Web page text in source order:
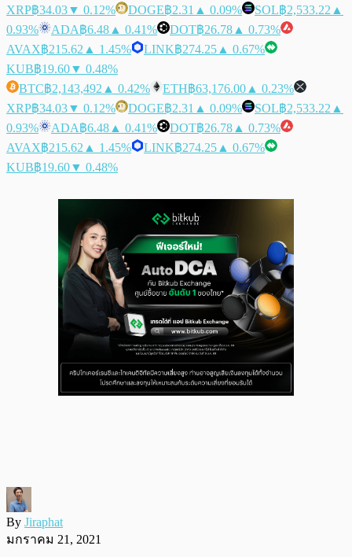
XRP฿34.03▼ 0.12% DOGE฿2.31 ▲ 0.09% SOL฿2,533.22 ▲
0.93%
ADA฿6.48 ▲ 0.41% DOT฿26.78 ▲ 0.73%
AVAX฿215.62 ▲ 1.45% LINK฿274.25 ▲ 0.67%
KUB฿19.60▼ 0.48%
BTC฿2,143,492 ▲ 0.42% ETH฿63,176.00 ▲ 0.23%
XRP฿34.03▼ 0.12% DOGE฿2.31 ▲ 0.09% SOL฿2,533.22 ▲
0.93%
ADA฿6.48 ▲ 0.41% DOT฿26.78 ▲ 0.73%
AVAX฿215.62 ▲ 1.45% LINK฿274.25 ▲ 0.67%
KUB฿19.60▼ 0.48%
By Jiraphat
มกราคม 21, 2021